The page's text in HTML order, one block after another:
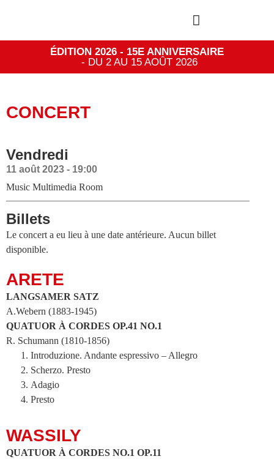
ÉDITION 2026 - 15E ANNIVERSAIRE
- DU 2 AU 15 AOÛT 2026
CONCERT
Vendredi
11 août 2023 - 19:00
Music Multimedia Room
Billets
Le concert a eu lieu à une date antérieure. Aucun billet
disponible.
ARETE
LANGSAMER SATZ
A.Webern (1883-1945)
QUATUOR À CORDES OP.41 NO.1
R. Schumann (1810-1856)
Introduzione. Andante espressivo – Allegro
Scherzo. Presto
Adagio
Presto
WASSILY
QUATUOR À CORDES NO.1 OP.11